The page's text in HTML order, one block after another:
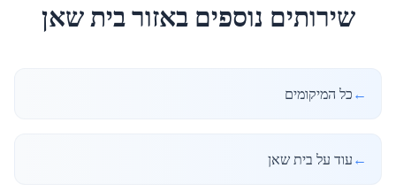
שירותים נוספים באזורבית שאן
← כל המיקומים
← עוד על בית שאן